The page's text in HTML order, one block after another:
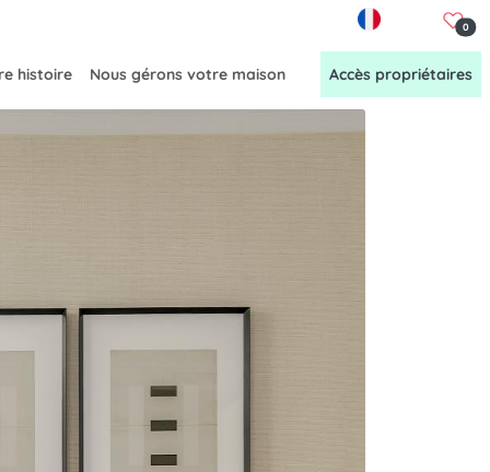
0
histoire Nous gérons votre maison Accès propriétaires